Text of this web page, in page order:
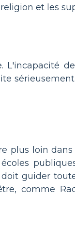
et les
plus loin
guider
comme